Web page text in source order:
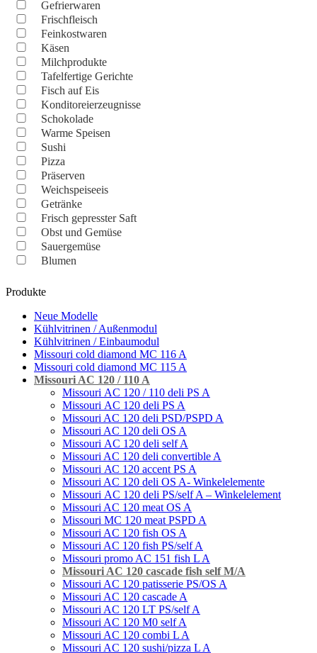
Gefrierwaren
Frischfleisch
Feinkostwaren
Käsen
Milchprodukte
Tafelfertige Gerichte
Fisch auf Eis
Konditoreierzeugnisse
Schokolade
Warme Speisen
Sushi
Pizza
Präserven
Weichspeiseeis
Getränke
Frisch gepresster Saft
Obst und Gemüse
Sauergemüse
Blumen
Produkte
Neue Modelle
Kühlvitrinen / Außenmodul
Kühlvitrinen / Einbaumodul
Missouri cold diamond MC 116 A
Missouri cold diamond MC 115 A
Missouri AC 120 / 110 A
Missouri АC 120 / 110 deli PS A
Missouri АC 120 deli PS A
Missouri AC 120 deli PSD/PSPD A
Missouri AC 120 deli OS A
Missouri АC 120 deli self A
Missouri AC 120 deli convertible A
Missouri АС 120 accent PS A
Missouri AC 120 deli OS A- Winkelelemente
Missouri АC 120 deli PS/self A – Winkelelement
Missouri AС 120 meat OS A
Missouri MC 120 meat PSРD A
Missouri AC 120 fish OS A
Missouri AC 120 fish PS/self A
Missouri promo AC 151 fish L A
Missouri AC 120 cascade fish self M/A
Missouri AC 120 patisserie PS/OS A
Missouri AC 120 cascade A
Missouri AC 120 LT PS/self A
Missouri AC 120 М0 self A
Missouri AC 120 combi L A
Missouri AC 120 sushi/pizza L A